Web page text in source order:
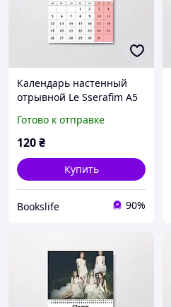
Календарь настенный
отрывной Le Sserafim А5
Готово к отправке
120₴
Купить
Bookslife 90%